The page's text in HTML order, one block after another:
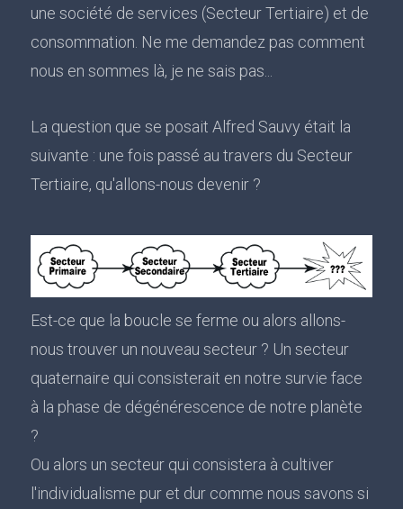
une société de services (Secteur Tertiaire) et de
consommation. Ne me demandez pas comment
nous en sommes là, je ne sais pas...
La question que se posait Alfred Sauvy était la
suivante : une fois passé au travers du Secteur
Tertiaire, qu'allons-nous devenir ?
Est-ce que la boucle se ferme ou alors allons-
nous trouver un nouveau secteur ? Un secteur
quaternaire qui consisterait en notre survie face
à la phase de dégénérescence de notre planète
?
Ou alors un secteur qui consistera à cultiver
l'individualisme pur et dur comme nous savons si